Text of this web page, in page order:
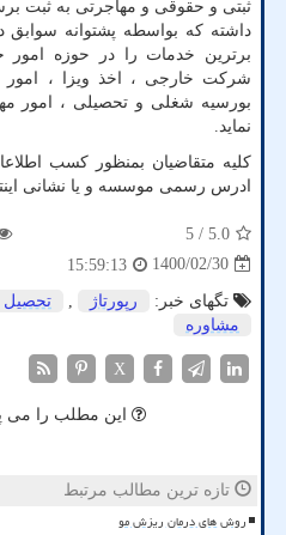
ثبتی و حقوقی و مهاجرتی به ثبت
برترین خدمات را در حوزه امور
شرکت خارجی ، اخذ ویزا ، امور
بورسیه شغلی و تحصیلی ، امور
نماید.
کلیه متقاضیان بمنظور کسب
ادرس رسمی موسسه و یا نشانی
5.0
/ 5
1400/02/30
15:59:13
تگهای خبر:
رپورتاژ تحصیل
مشاوره
X
این مطلب را می
تازه ترین مطالب مرتبط
روش های درمان ریزش مو